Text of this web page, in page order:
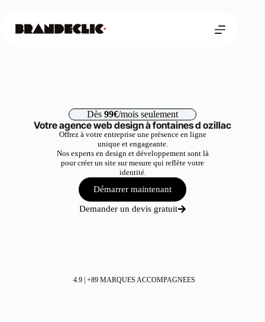
Dès 99€/mois seulement
Votre agence web design à fontaines d ozillac
Offrez à votre entreprise une présence en ligne
unique et engageante.
Nos experts en design et développement sont là
pour créer un site sur mesure qui reflète votre
identité.
Démarrer maintenant
Demander un devis gratuit
4.9 | +89 MARQUES ACCOMPAGNEES